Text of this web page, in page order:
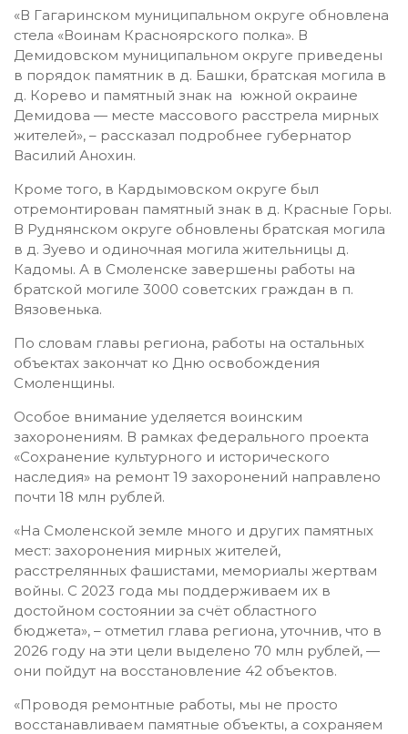
«В Гагаринском муниципальном округе обновлена
стела «Воинам Красноярского полка». В
Демидовском муниципальном округе приведены
в порядок памятник в д. Башки, братская могила в
д. Корево и памятный знак на южной окраине
Демидова — месте массового расстрела мирных
жителей», – рассказал подробнее губернатор
Василий Анохин.
Кроме того, в Кардымовском округе был
отремонтирован памятный знак в д. Красные Горы.
В Руднянском округе обновлены братская могила
в д. Зуево и одиночная могила жительницы д.
Кадомы. А в Смоленске завершены работы на
братской могиле 3000 советских граждан в п.
Вязовенька.
По словам главы региона, работы на остальных
объектах закончат ко Дню освобождения
Смоленщины.
Особое внимание уделяется воинским
захоронениям. В рамках федерального проекта
«Сохранение культурного и исторического
наследия» на ремонт 19 захоронений направлено
почти 18 млн рублей.
«На Смоленской земле много и других памятных
мест: захоронения мирных жителей,
расстрелянных фашистами, мемориалы жертвам
войны. С 2023 года мы поддерживаем их в
достойном состоянии за счёт областного
бюджета», – отметил глава региона, уточнив, что в
2026 году на эти цели выделено 70 млн рублей, —
они пойдут на восстановление 42 объектов.
«Проводя ремонтные работы, мы не просто
восстанавливаем памятные объекты, а сохраняем